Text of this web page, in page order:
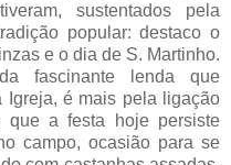
sustentados pela
popular: destaco o
e o dia de S. Martinho.
fascinante lenda que
Igreja, é mais pela ligação
que a festa hoje persiste
campo, ocasião para se